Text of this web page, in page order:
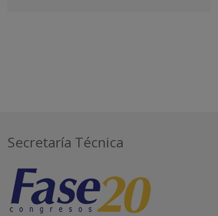
Secretaría Técnica